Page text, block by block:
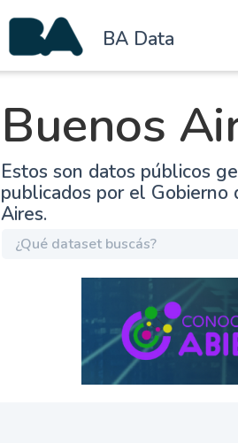
BA Data
Buenos
Estos son datos públicos
publicados por el Gobierno
Aires.